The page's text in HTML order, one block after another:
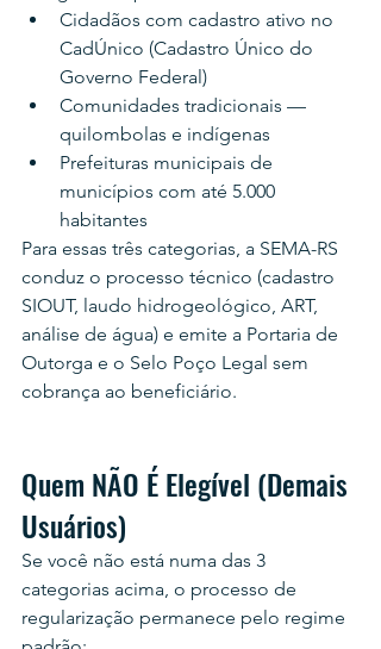
Cidadãos com cadastro ativo no
CadÚnico (Cadastro Único do
Governo Federal)
Comunidades tradicionais —
quilombolas e indígenas
Prefeituras municipais de
municípios com até 5.000
habitantes
Para essas três categorias, a SEMA-RS
conduz o processo técnico (cadastro
SIOUT, laudo hidrogeológico, ART,
análise de água) e emite a Portaria de
Outorga e o Selo Poço Legal sem
cobrança ao beneficiário.
Quem NÃO É Elegível (Demais
Usuários)
Se você não está numa das 3
categorias acima, o processo de
regularização permanece pelo regime